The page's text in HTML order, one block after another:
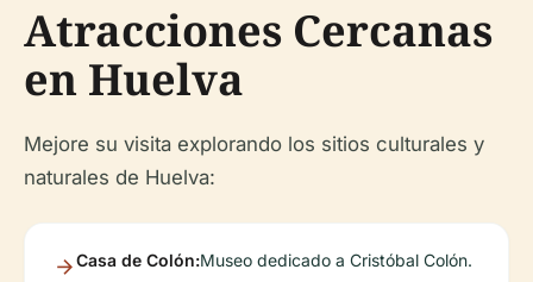
Atracciones Cercanas
en Huelva
Mejore su visita explorando los sitios culturales y
naturales de Huelva:
Casa de Colón:Museo dedicado a Cristóbal Colón.